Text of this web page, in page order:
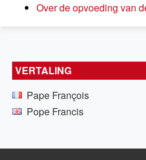
Over de opvoeding van
VERTALING
Pape François
Pope Francis